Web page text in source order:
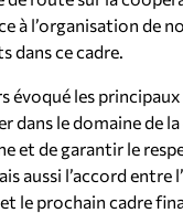
à l’organisation de
dans ce cadre.
les
dans le domaine de
et de garantir le
aussi l’accord
le prochain cadre